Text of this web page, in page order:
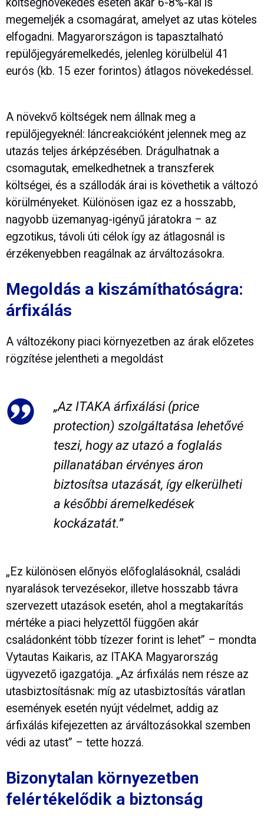
megemeljék a csomagárat, amelyet az utas köteles
elfogadni. Magyarországon is tapasztalható
repülőjegyáremelkedés, jelenleg körülbelül 41
eurós (kb. 15 ezer forintos) átlagos növekedéssel.
A növekvő költségek nem állnak meg a
repülőjegyeknél: láncreakcióként jelennek meg az
utazás teljes árképzésében. Drágulhatnak a
csomagutak, emelkedhetnek a transzferek
költségei, és a szállodák árai is követhetik a változó
körülményeket. Különösen igaz ez a hosszabb,
nagyobb üzemanyag-igényű járatokra – az
egzotikus, távoli úti célok így az átlagosnál is
érzékenyebben reagálnak az árváltozásokra.
Megoldás a kiszámíthatóságra:
árfixálás
A változékony piaci környezetben az árak előzetes
rögzítése jelentheti a megoldást
„Az ITAKA árfixálási (price
protection) szolgáltatása lehetővé
teszi, hogy az utazó a foglalás
pillanatában érvényes áron
biztosítsa utazását, így elkerülheti
a későbbi áremelkedések
kockázatát.”
„Ez különösen előnyös előfoglalásoknál, családi
nyaralások tervezésekor, illetve hosszabb távra
szervezett utazások esetén, ahol a megtakarítás
mértéke a piaci helyzettől függően akár
családonként több tízezer forint is lehet” – mondta
Vytautas Kaikaris, az ITAKA Magyarország
ügyvezető igazgatója. „Az árfixálás nem része az
utasbiztosításnak: míg az utasbiztosítás váratlan
események esetén nyújt védelmet, addig az
árfixálás kifejezetten az árváltozásokkal szemben
védi az utast” – tette hozzá.
Bizonytalan környezetben
felértékelődik a biztonság